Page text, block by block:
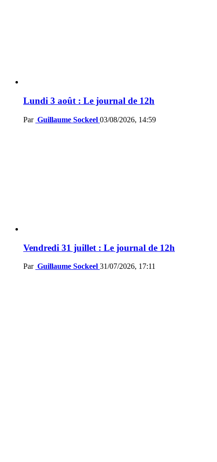
Lundi 3 août : Le journal de 12h
Par Guillaume Sockeel 03/08/2026, 14:59
Vendredi 31 juillet : Le journal de 12h
Par Guillaume Sockeel 31/07/2026, 17:11